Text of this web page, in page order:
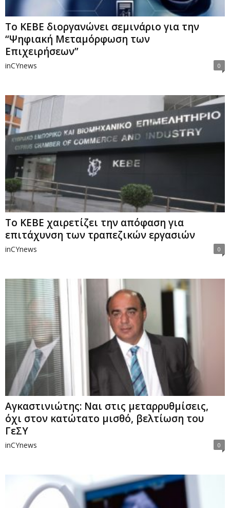
To ΚΕΒΕ διοργανώνει σεμινάριο για την
“Ψηφιακή Μεταμόρφωση των
Επιχειρήσεων”
inCYnews 0
Το ΚΕΒΕ χαιρετίζει την απόφαση για
επιτάχυνση των τραπεζικών εργασιών
inCYnews 0
Αγκαστινιώτης: Ναι στις μεταρρυθμίσεις,
όχι στον κατώτατο μισθό, βελτίωση του
ΓεΣΥ
inCYnews 0